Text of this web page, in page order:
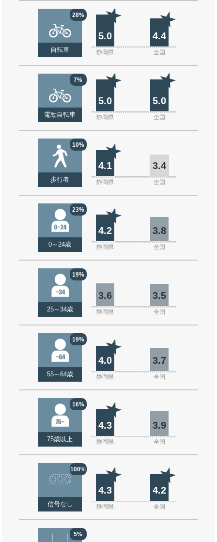
28%
自転車
5.0 4.4
静岡県 全国
7%
電動自転車
5.0 5.0
静岡県 全国
10%
歩行者
4.1 3.4
静岡県 全国
23%
0～24歳
4.2 3.8
静岡県 全国
19%
25～34歳
3.6 3.5
静岡県 全国
19%
55～64歳
4.0 3.7
静岡県 全国
16%
75歳以上
4.3 3.9
静岡県 全国
100%
信号なし
4.3 4.2
静岡県 全国
5%